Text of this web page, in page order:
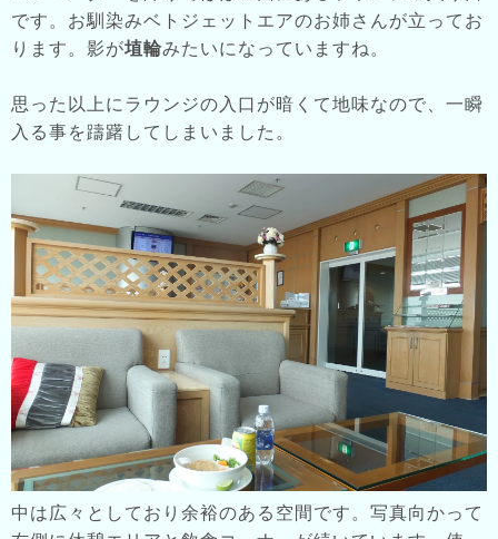
です。お馴染みベトジェットエアのお姉さんが立ってお
ります。影が埴輪みたいになっていますね。
思った以上にラウンジの入口が暗くて地味なので、一瞬
入る事を躊躇してしまいました。
中は広々としており余裕のある空間です。写真向かって